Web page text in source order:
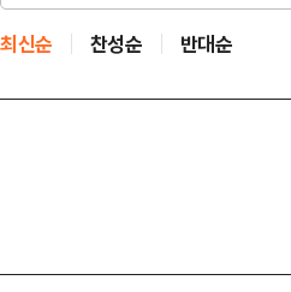
최신순 찬성순 반대순